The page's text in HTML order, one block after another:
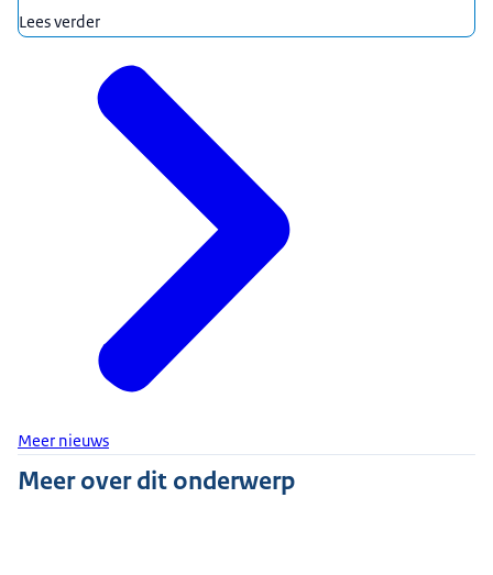
Lees verder
Meer nieuws
Meer over dit onderwerp